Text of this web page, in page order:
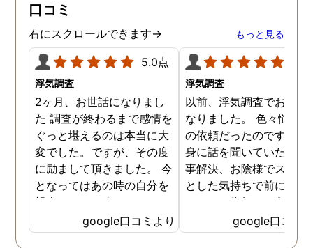
口コミ
右にスクロールできます→ もっと見る
5.0点
浮気調査
2ヶ月、お世話になりまし
た 調査が終わるまで感情を
ぐっと堪えるのは本当に大
変でした。ですが、その度
に励まして頂きました。 今
となってはあの時の自分を
親身になって止めてくださ
ったおかげでここまでの証
拠が撮れたのだと感謝して
google口コミより
浮気調査
以前、浮気調査でお世話
なりました。 色々悩ん
の依頼だったのですが、
身に話を聞いていただき
事解決、お陰様でスッキ
とした気持ちで前に進め
います。依頼して良かっ
です、ありがとうござい
した。
google口コミ